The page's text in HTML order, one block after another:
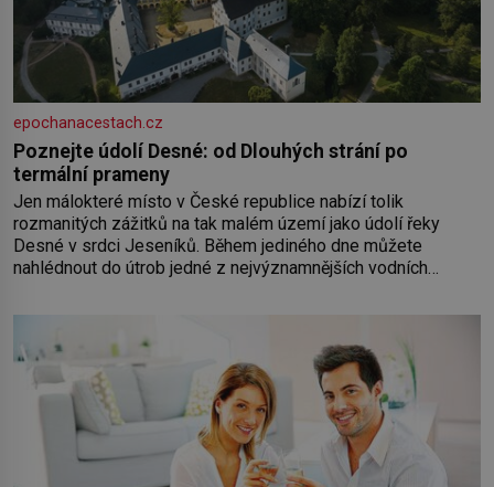
epochanacestach.cz
Poznejte údolí Desné: od Dlouhých strání po
termální prameny
Jen málokteré místo v České republice nabízí tolik
rozmanitých zážitků na tak malém území jako údolí řeky
Desné v srdci Jeseníků. Během jediného dne můžete
nahlédnout do útrob jedné z nejvýznamnějších vodních
koloběžce a den zakončit poznáváním památek ve Velkých